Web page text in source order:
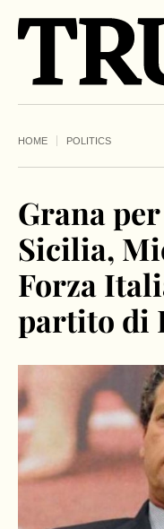
HOME POLITICS
Grana
Sicilia,
Forza
partito di